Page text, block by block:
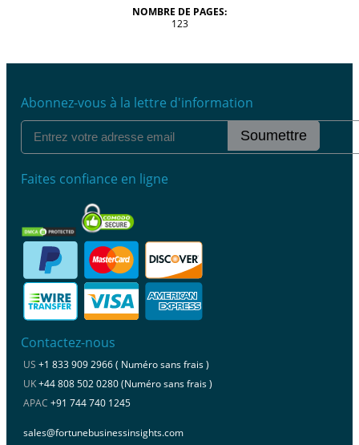
NOMBRE DE PAGES:
123
Abonnez-vous à la lettre d'information
Soumettre
Faites confiance en ligne
Contactez-nous
US +1 833 909 2966 ( Numéro sans frais )
UK+44 808 502 0280 (Numéro sans frais )
APAC +91 744 740 1245
sales@fortunebusinessinsights.com